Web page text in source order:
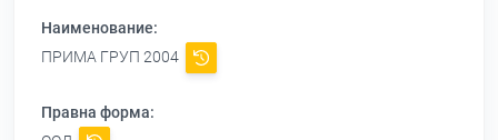
Наименование:
ПРИМА ГРУП 2004
Правна форма: